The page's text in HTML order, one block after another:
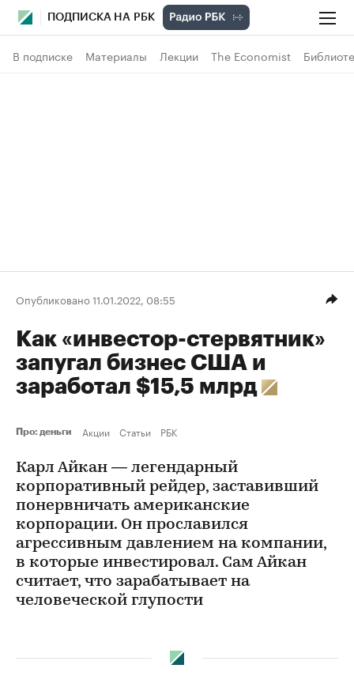
ПОДПИСКА НА РБК
В подписке Материалы Лекции The Economist
Опубликовано 11.01.2022, 08:55
Как «инвестор-стервятник»
запугал бизнес США и
заработал $15,5 млрд
Про: деньги Акции Статьи РБК
Карл Айкан — легендарный
корпоративный рейдер, заставивший
понервничать американские
корпорации. Он прославился
агрессивным давлением на компании,
в которые инвестировал. Сам Айкан
считает, что зарабатывает на
человеческой глупости